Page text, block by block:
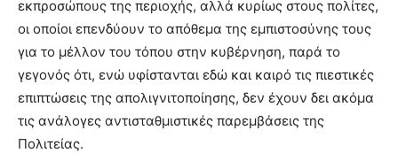
εκπροσώπους της περιοχής, αλλά κυρίως στους πολίτες,
οι οποίοι επενδύουν το απόθεμα της εμπιστοσύνης τους
για το μέλλον του τόπου στην κυβέρνηση, παρά το
γεγονός ότι, ενώ υφίστανται εδώ και καιρό τις πιεστικές
επιπτώσεις της απολιγνιτοποίησης, δεν έχουν δει ακόμα
τις ανάλογες αντισταθμιστικές παρεμβάσεις της
Πολιτείας.